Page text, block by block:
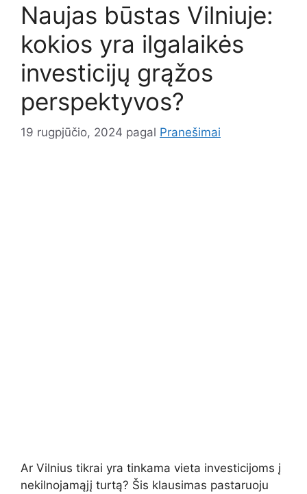
Naujas būstas Vilniuje:
kokios yra ilgalaikės
investicijų grąžos
perspektyvos?
19 rugpjūčio, 2024 pagal Pranešimai
Ar Vilnius tikrai yra tinkama vieta investicijoms į
nekilnojamąjį turtą? Šis klausimas pastaruoju